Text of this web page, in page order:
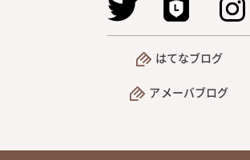
はてなブログ
アメーバブログ